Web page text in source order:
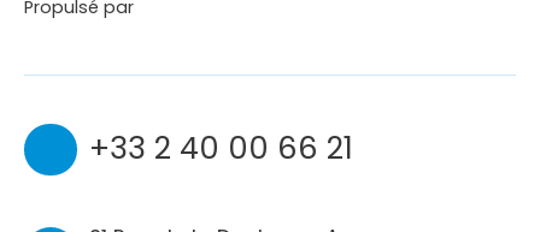
Propulsé par
+33 2 40 00 66 21